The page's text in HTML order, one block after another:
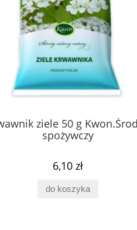
ziele 50 g
spożywczy
6,10 zł
do koszyka